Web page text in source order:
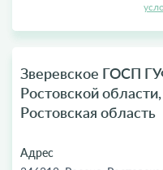
Зверевское ГОСП
Ростовской
Ростовская область
Адрес